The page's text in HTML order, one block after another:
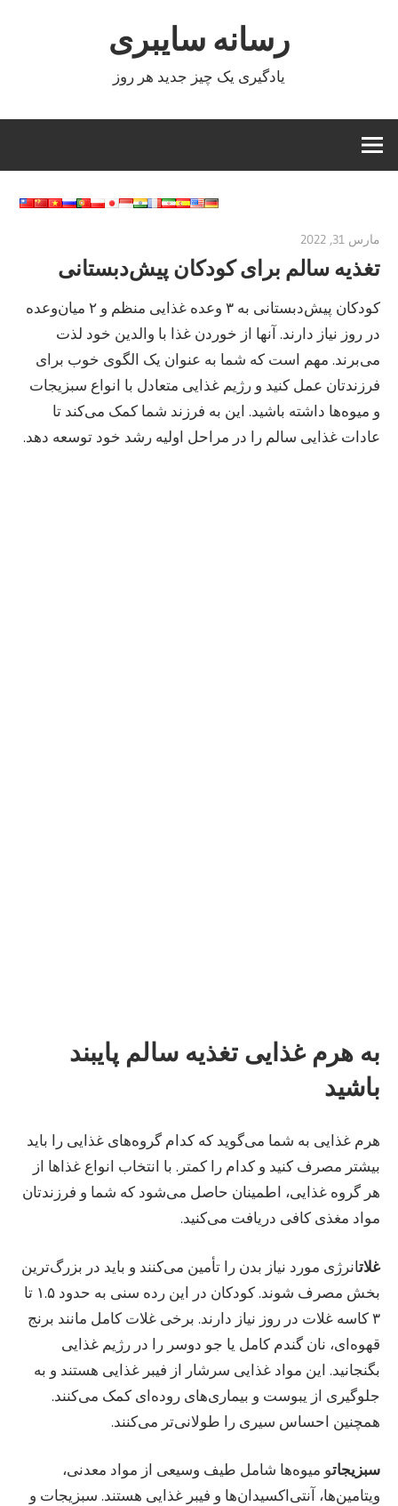
رسانه سایبری
یادگیری یک چیز جدید هر روز
مارس 31, 2022
تغذیه سالم برای کودکان پیش‌دبستانی
کودکان پیش‌دبستانی به ۳ وعده غذایی منظم و ۲ میان‌وعده
در روز نیاز دارند. آنها از خوردن غذا با والدین خود لذت
می‌برند. مهم است که شما به عنوان یک الگوی خوب برای
فرزندتان عمل کنید و رژیم غذایی متعادل با انواع سبزیجات
و میوه‌ها داشته باشید. این به فرزند شما کمک می‌کند تا
عادات غذایی سالم را در مراحل اولیه رشد خود توسعه دهد.
به هرم غذایی تغذیه سالم پایبند
باشید
هرم غذایی به شما می‌گوید که کدام گروه‌های غذایی را باید
بیشتر مصرف کنید و کدام را کمتر. با انتخاب انواع غذاها از
هر گروه غذایی، اطمینان حاصل می‌شود که شما و فرزندتان
مواد مغذی کافی دریافت می‌کنید.
غلاتانرژی مورد نیاز بدن را تأمین می‌کنند و باید در بزرگ‌ترین
بخش مصرف شوند. کودکان در این رده سنی به حدود ۱.۵ تا
۳ کاسه غلات در روز نیاز دارند. برخی غلات کامل مانند برنج
قهوه‌ای، نان گندم کامل یا جو دوسر را در رژیم غذایی
بگنجانید. این مواد غذایی سرشار از فیبر غذایی هستند و به
جلوگیری از یبوست و بیماری‌های روده‌ای کمک می‌کنند.
همچنین احساس سیری را طولانی‌تر می‌کنند.
سبزیجاتو میوه‌ها شامل طیف وسیعی از مواد معدنی،
ویتامین‌ها، آنتی‌اکسیدان‌ها و فیبر غذایی هستند. سبزیجات و